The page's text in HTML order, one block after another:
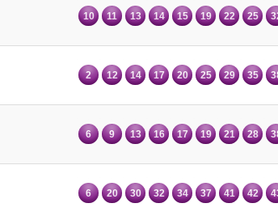
10 11 13 14 15 19 22 25
2 12 14 17 20 25 29 35
6 9 13 16 17 19 21 28
6 20 30 32 34 37 41 42